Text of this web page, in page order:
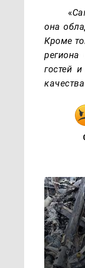
«
она
Кроме
гостей